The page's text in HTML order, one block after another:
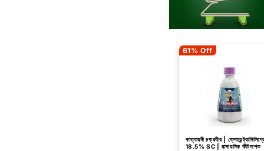
61% Off
কাত্যায়নী চক্রবীর |
18.5% SC | রাসায়নিক কীটনাশক